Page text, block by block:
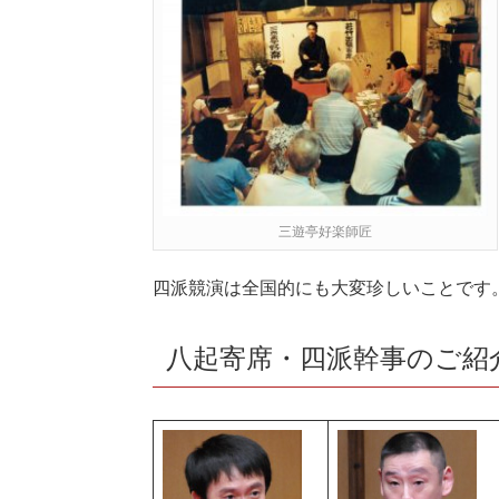
三遊亭好楽師匠
四派競演は全国的にも大変珍しいことです
八起寄席・四派幹事のご紹